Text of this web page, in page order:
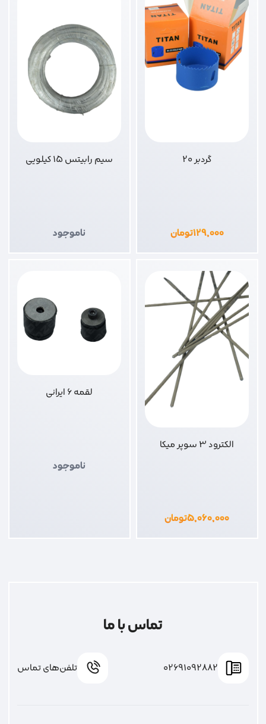
گردبر 20
۱۲۹,۰۰۰تومان
سیم رابیتس 15 کیلویی
ناموجود
الکترود 3 سوپر میکا
۵,۰۶۰,۰۰۰تومان
لقمه 6 ایرانی
ناموجود
تماس با ما
02691092882 تلفن‌های تماس